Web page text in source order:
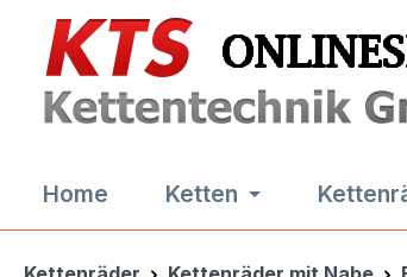
Hauptinhalt springen
Zur Suche springen
Zur Hauptnavigation springen
Home Ketten